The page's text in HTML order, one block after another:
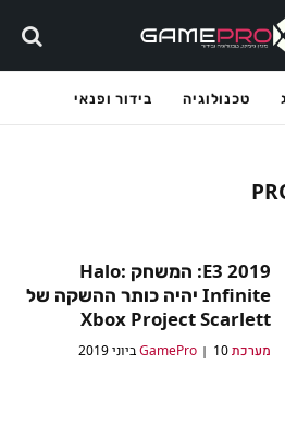
טכנולוגיה בידור ופנאי
E3 2019: המשחק Halo:
Infinite יהיה כותר ההשקה של
Xbox Project Scarlett
מערכת GamePro10 ביוני 2019